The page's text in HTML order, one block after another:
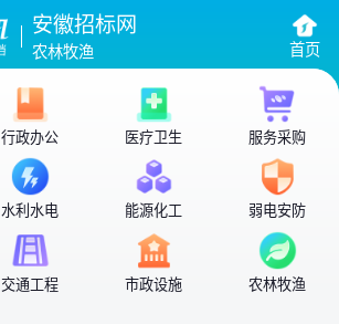
安徽招标网
农林牧渔 首页
行政办公 医疗卫生 服务采购
水利水电 能源化工 弱电安防
交通工程 市政设施 农林牧渔